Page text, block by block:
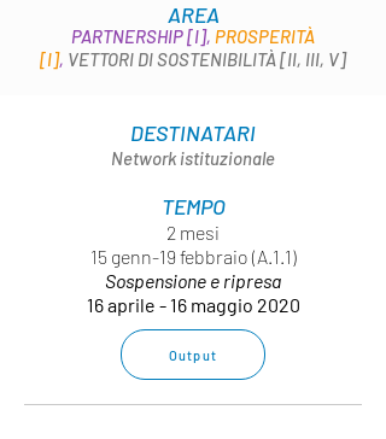
AREA
PARTNERSHIP [I], PROSPERITÀ
[I], VETTORI DI SOSTENIBILITÀ [II, III, V]
DESTINATARI
Network istituzionale
TEMPO
2 mesi
15 genn-19 febbraio (A.1.1)
Sospensione e ripresa
16 aprile - 16 maggio 2020
Output